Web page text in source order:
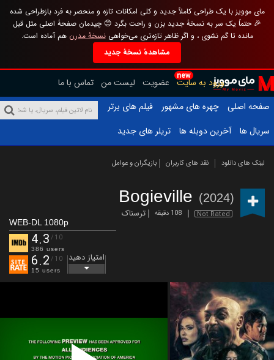
مای موویز با یک طراحی کاملاً جدید و کلی امکانات تازه و منحصر به فرد بازطراحی شده
🎉 حتماً یک سر به نسخهٔ جدید بزن و راحت بگرد 😊 چیدمان صفحهٔ اصلی مثل قبل
مانده تا گم نشوی ، و اگر ظاهر تازه‌تری می‌خواهینسخهٔ مدرن هم آماده است.
مشاهدهٔ نسخهٔ جدید
new
ورود به سایت عضویت لیست من تماس با ما
صفحه اصلی
چهره های مشهور
فیلم های برتر
سریال ها
آخرین دوبله ها تریلر های جدید
لینک های دانلود نقد های کاربران بازیگران و عوامل
Bogieville (2024)
Not Rated 108 دقیقه ترسناک
WEB-DL 1080p
4.3 /10
386 users
6.2 /10
15 users
امتیاز دهید